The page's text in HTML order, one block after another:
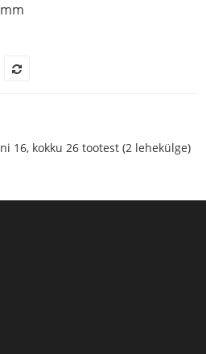
16, kokku 26 tootest (2 lehekülge)